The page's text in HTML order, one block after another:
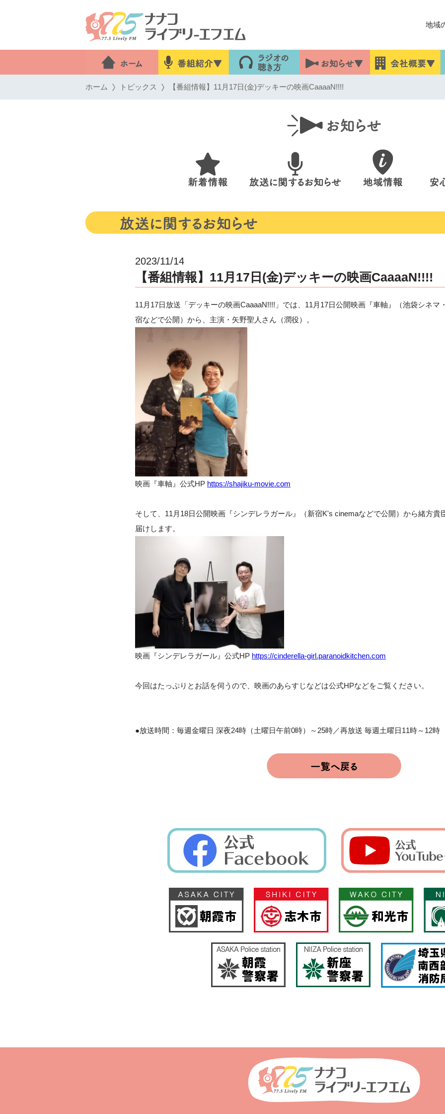
地域
ホーム トピックス 【番組情報】11月17日(金)デッキーの映画CaaaaN!!!!
2023/11/14
【番組情報】11月17日(金)デッキーの映画CaaaaN!!!!
11月17日放送「デッキーの映画CaaaaN!!!!」では、11月17日公開映画『車軸』（池袋シネマ
宿などで公開）から、主演・矢野聖人さん（潤役）。
映画『車軸』公式HP https://shajiku-movie.com
そして、11月18日公開映画『シンデレラガール』（新宿K's cinemaなどで公開）から緒方貴
届けします。
映画『シンデレラガール』公式HP https://cinderella-girl.paranoidkitchen.com
今回はたっぷりとお話を伺うので、映画のあらすじなどは公式HPなどをご覧ください。
●放送時間：毎週金曜日 深夜24時（土曜日午前0時）～25時／再放送 毎週土曜日11時～12時